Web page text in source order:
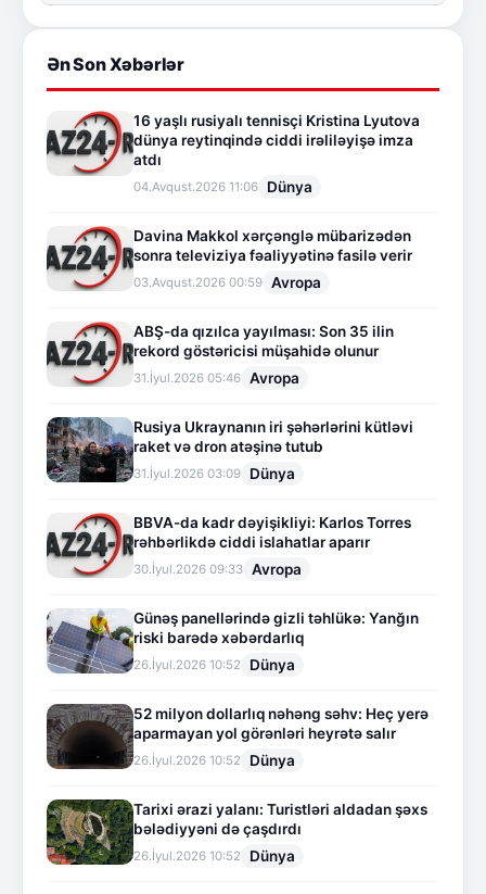
Ən Son Xəbərlər
16 yaşlı rusiyalı tennisçi Kristina Lyutova
dünya reytinqində ciddi irəliləyişə imza
atdı
04.Avqust.2026 11:06 Dünya
Davina Makkol xərçənglə mübarizədən
sonra televiziya fəaliyyətinə fasilə verir
03.Avqust.2026 00:59 Avropa
ABŞ-da qızılca yayılması: Son 35 ilin
rekord göstəricisi müşahidə olunur
31.İyul.2026 05:46 Avropa
Rusiya Ukraynanın iri şəhərlərini kütləvi
raket və dron atəşinə tutub
31.İyul.2026 03:09 Dünya
BBVA-da kadr dəyişikliyi: Karlos Torres
rəhbərlikdə ciddi islahatlar aparır
30.İyul.2026 09:33 Avropa
Günəş panellərində gizli təhlükə: Yanğın
riski barədə xəbərdarlıq
26.İyul.2026 10:52 Dünya
52 milyon dollarlıq nəhəng səhv: Heç yerə
aparmayan yol görənləri heyrətə salır
26.İyul.2026 10:52 Dünya
Tarixi ərazi yalanı: Turistləri aldadan şəxs
bələdiyyəni də çaşdırdı
26.İyul.2026 10:52 Dünya